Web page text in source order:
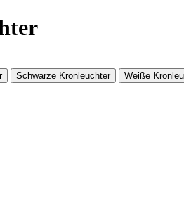
Schwarze Kronleuchter Weiße